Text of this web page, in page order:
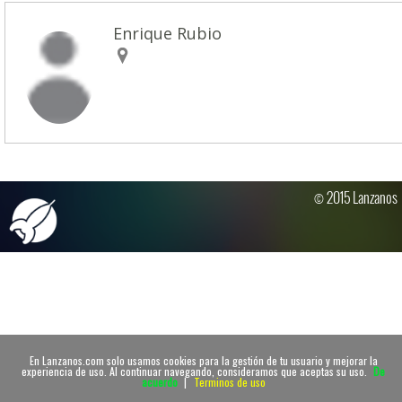
En Lanzanos.com solo usamos cookies para la gestión de tu usuario y mejorar la
experiencia de uso. Al continuar navegando, consideramos que aceptas su uso. De
acuerdo | Terminos de uso
Enrique Rubio
© 2015 Lanzanos